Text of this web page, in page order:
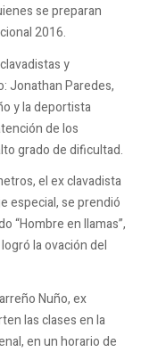
se preparan
2016.
y
Jonathan Paredes,
y la deportista
de los
grado de dificultad.
el ex clavadista
especial, se prendió
“Hombre en llamas”,
la ovación del
Nuño, ex
las clases en la
en un horario de